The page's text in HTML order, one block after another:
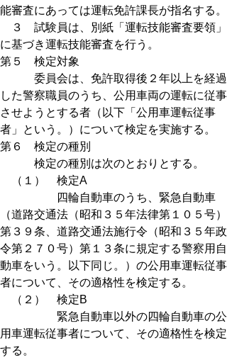
能審査にあっては運転免許課長が指名する。
３ 試験員は、別紙「運転技能審査要領」
に基づき運転技能審査を行う。
第５ 検定対象
委員会は、免許取得後２年以上を経過
した警察職員のうち、公用車両の運転に従事
させようとする者（以下「公用車運転従事
者」という。）について検定を実施する。
第６ 検定の種別
検定の種別は次のとおりとする。
（１） 検定A
四輪自動車のうち、緊急自動車
（道路交通法（昭和３５年法律第１０５号）
第３９条、道路交通法施行令（昭和３５年政
令第２７０号）第１３条に規定する警察用自
動車をいう。以下同じ。）の公用車運転従事
者について、その適格性を検定する。
（２） 検定B
緊急自動車以外の四輪自動車の公
用車運転従事者について、その適格性を検定
する。